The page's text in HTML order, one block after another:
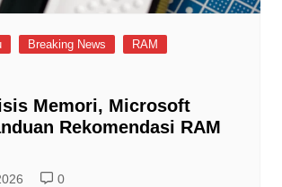
Breaking News
RAM
Memori, Microsoft
Rekomendasi RAM
0